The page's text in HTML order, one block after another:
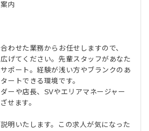
内
わせた業務からお任せしますので、
げてください。先輩スタッフがあなた
ポート。経験が浅い方やブランクのあ
ートできる環境です。
ーや店長、SVやエリアマネージャー
せます。
明いたします。この求人が気になった